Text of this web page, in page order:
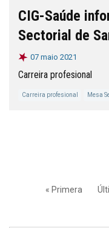
CIG-Saúde
Sectorial de
07 maio 2021
Carreira profesional
Carreira profesional Mesa
« Primera